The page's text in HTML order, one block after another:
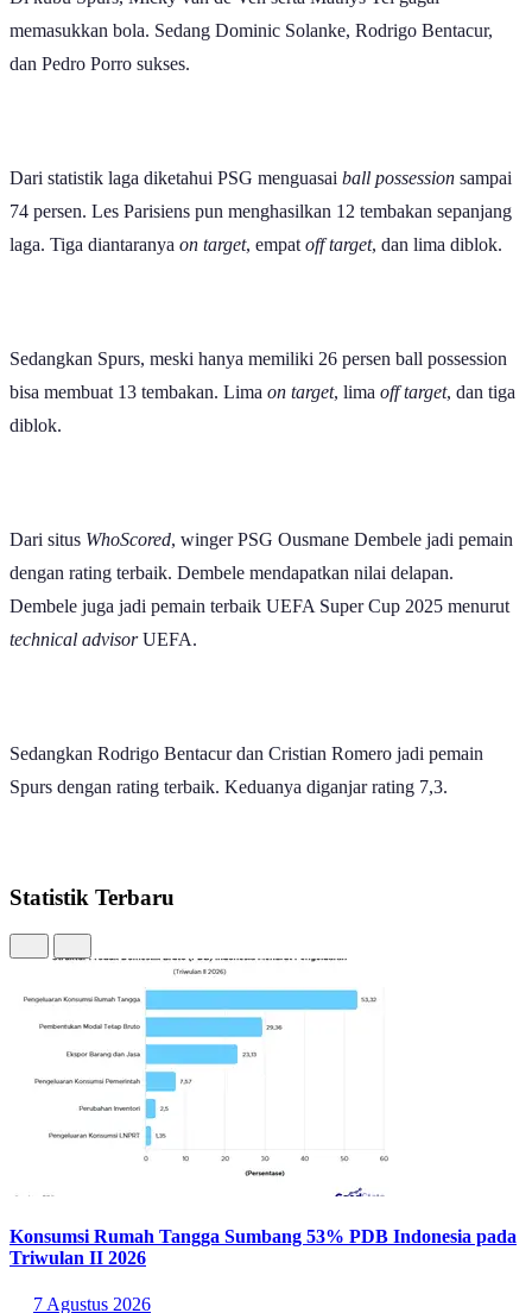
memasukkan bola. Sedang Dominic Solanke, Rodrigo Bentacur,
dan Pedro Porro sukses.
Dari statistik laga diketahui PSG menguasai ball possession sampai
74 persen. Les Parisiens pun menghasilkan 12 tembakan sepanjang
laga. Tiga diantaranya on target, empat off target, dan lima diblok.
Sedangkan Spurs, meski hanya memiliki 26 persen ball possession
bisa membuat 13 tembakan. Lima on target, lima off target, dan tiga
diblok.
Dari situs WhoScored, winger PSG Ousmane Dembele jadi pemain
dengan rating terbaik. Dembele mendapatkan nilai delapan.
Dembele juga jadi pemain terbaik UEFA Super Cup 2025 menurut
technical advisorUEFA.
Sedangkan Rodrigo Bentacur dan Cristian Romero jadi pemain
Spurs dengan rating terbaik. Keduanya diganjar rating 7,3.
Statistik Terbaru
Konsumsi Rumah Tangga Sumbang 53% PDB Indonesia pada
Triwulan II 2026
7 Agustus 2026